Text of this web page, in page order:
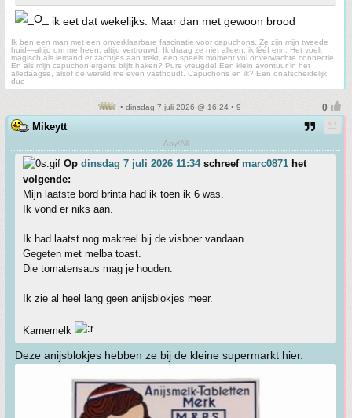
ik eet dat wekelijks. Maar dan met gewoon brood
Ik ben een man met een onverklaarbare fascinatie voor capuchons. Ze zijn mijn tweede
huid—altijd om me heen, altijd vertrouwd. Ik draag ze niet alleen, ik lééf erin. Het voelt
magisch als iemand er zachtjes aan trekt, een speels moment vol onverwachte connectie.
En als mijn capuchon ergens blijft haken? Pure vreugde! Een klein avontuur in het
alledaagse, alsof de wereld me even vasthoudt. Capuchons en ik? Een onafscheidelijk
duo
• dinsdag 7 juli 2026 @ 16:24 • 9
Mikeytt
Any/All
Op dinsdag 7 juli 2026 11:34schreef marc0871 het
volgende:
Mijn laatste bord brinta had ik toen ik 6 was.
Ik vond er niks aan.
Ik had laatst nog makreel bij de visboer vandaan.
Gegeten met melba toast.
Die tomatensaus mag je houden.
Ik zie al heel lang geen anijsblokjes meer.
Karnemelk
Deze anijsblokjes hebben ze bij de kleine supermarkt hier.